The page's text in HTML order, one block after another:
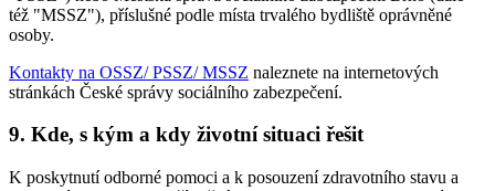
též "MSSZ"), příslušné podle místa trvalého bydliště oprávněné
osoby.
Kontakty na OSSZ/ PSSZ/ MSSZ naleznete na internetových
stránkách České správy sociálního zabezpečení.
9. Kde, s kým a kdy životní situaci řešit
K poskytnutí odborné pomoci a k posouzení zdravotního stavu a